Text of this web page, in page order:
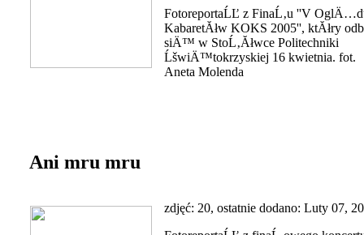
FotoreportaĹĽ z FinaĹ‚u ''V
KabaretĂłw KOKS 2005'', ktĂłry
siÄ™ w StoĹ‚Ăłwce Politechniki
ĹšwiÄ™tokrzyskiej 16 kwietnia. fot.
Aneta Molenda
Ani mru mru
zdjęć: 20, ostatnie dodano: Luty 07,